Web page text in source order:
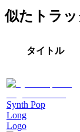
似たトラッ
タイトル
Synth Pop
Long
Logo